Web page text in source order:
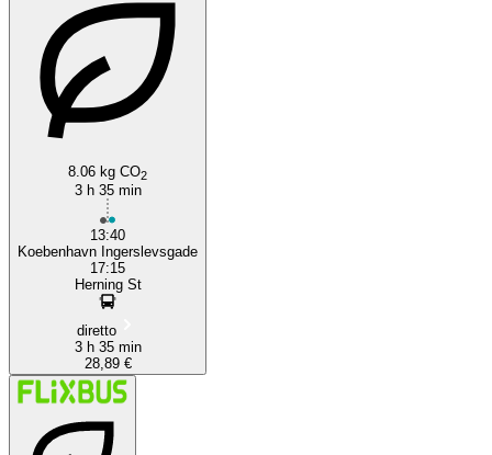
8.06 kg CO2
3 h 35 min
13:40
Koebenhavn Ingerslevsgade
17:15
Herning St
diretto
3 h 35 min
28,89 €